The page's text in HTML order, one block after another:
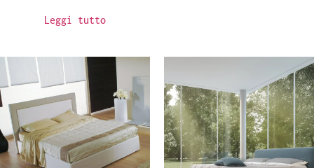
Leggi tutto